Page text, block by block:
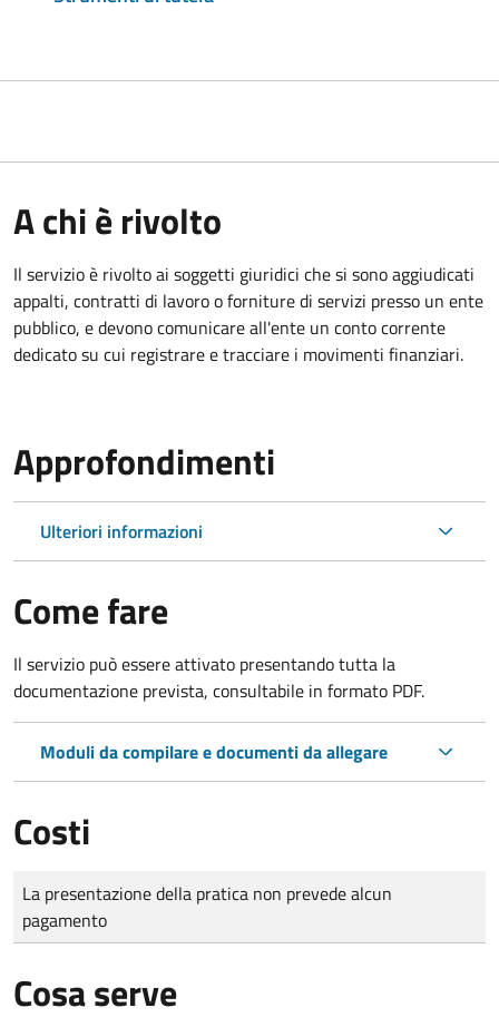
A chi è rivolto
Il servizio è rivolto ai soggetti giuridici che si sono aggiudicati
appalti, contratti di lavoro o forniture di servizi presso un ente
pubblico, e devono comunicare all'ente un conto corrente
dedicato su cui registrare e tracciare i movimenti finanziari.
Approfondimenti
Ulteriori informazioni
Come fare
Il servizio può essere attivato presentando tutta la
documentazione prevista, consultabile in formato PDF.
Moduli da compilare e documenti da allegare
Costi
Tipo di pagamento
Importo
La presentazione della pratica non prevede alcun
pagamento
Cosa serve